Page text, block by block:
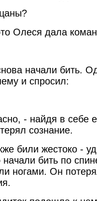
Олеся дала
начали бить.
и спросил:
- найдя в себе
сознание.
били жестоко -
начали бить по
ногами. Он